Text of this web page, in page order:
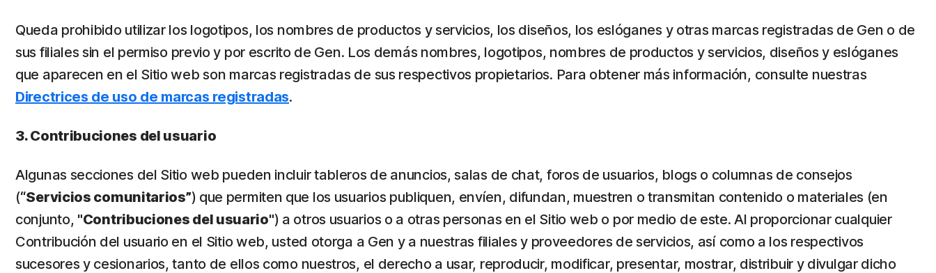
Queda prohibido utilizar los logotipos, los nombres de productos y servicios, los diseños, los eslóganes y otras marcas registradas de Gen o de
sus filiales sin el permiso previo y por escrito de Gen. Los demás nombres, logotipos, nombres de productos y servicios, diseños y eslóganes
que aparecen en el Sitio web son marcas registradas de sus respectivos propietarios. Para obtener más información, consulte nuestras
Directrices de uso de marcas registradas.
3. Contribuciones del usuario
Algunas secciones del Sitio web pueden incluir tableros de anuncios, salas de chat, foros de usuarios, blogs o columnas de consejos
(“Servicios comunitarios”) que permiten que los usuarios publiquen, envíen, difundan, muestren o transmitan contenido o materiales (en
conjunto, "Contribuciones del usuario") a otros usuarios o a otras personas en el Sitio web o por medio de este. Al proporcionar cualquier
Contribución del usuario en el Sitio web, usted otorga a Gen y a nuestras filiales y proveedores de servicios, así como a los respectivos
sucesores y cesionarios, tanto de ellos como nuestros, el derecho a usar, reproducir, modificar, presentar, mostrar, distribuir y divulgar dicho